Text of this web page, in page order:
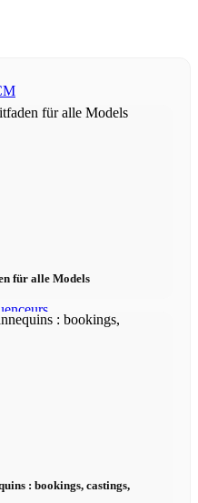
für alle Models
: bookings, castings,